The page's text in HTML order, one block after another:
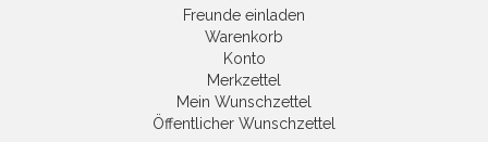
Freunde einladen
Warenkorb
Konto
Merkzettel
Mein Wunschzettel
Öffentlicher Wunschzettel